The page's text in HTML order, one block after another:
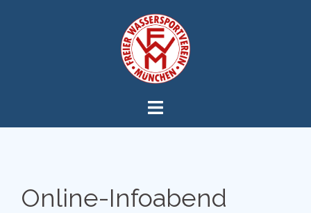
Online-Infoabend